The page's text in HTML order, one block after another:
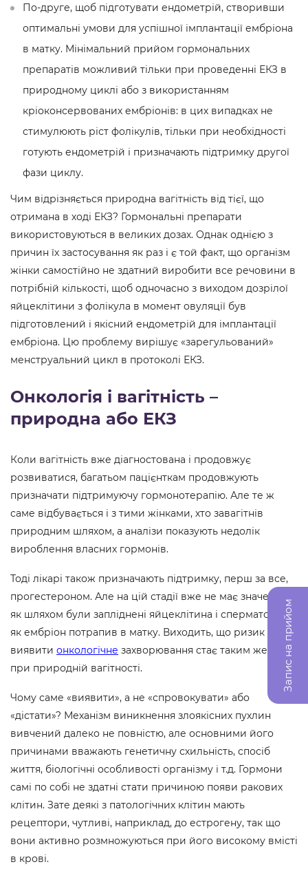
По-друге, щоб підготувати ендометрій, створивши
оптимальні умови для успішної імплантації ембріона
в матку. Мінімальний прийом гормональних
препаратів можливий тільки при проведенні ЕКЗ в
природному циклі або з використанням
кріоконсервованих ембріонів: в цих випадках не
стимулюють ріст фолікулів, тільки при необхідності
готують ендометрій і призначають підтримку другої
фази циклу.
Чим відрізняється природна вагітність від тієї, що
отримана в ході ЕКЗ? Гормональні препарати
використовуються в великих дозах. Однак однією з
причин їх застосування як раз і є той факт, що організм
жінки самостійно не здатний виробити все речовини в
потрібній кількості, щоб одночасно з виходом дозрілої
яйцеклітини з фолікула в момент овуляції був
підготовлений і якісний ендометрій для імплантації
ембріона. Цю проблему вирішує «зарегульований»
менструальний цикл в протоколі ЕКЗ.
Онкологія і вагітність –
природна або ЕКЗ
Коли вагітність вже діагностована і продовжує
розвиватися, багатьом пацієнткам продовжують
призначати підтримуючу гормонотерапію. Але те ж
саме відбувається і з тими жінками, хто завагітнів
природним шляхом, а аналізи показують недолік
вироблення власних гормонів.
Тоді лікарі також призначають підтримку, перш за все,
прогестероном. Але на цій стадії вже не має значення,
як шляхом були запліднені яйцеклітина і сперматозоїд, і
як ембріон потрапив в матку. Виходить, що ризик
виявити онкологічне захворювання стає таким же, як і
при природній вагітності.
Чому саме «виявити», а не «спровокувати» або
«дістати»? Механізм виникнення злоякісних пухлин
вивчений далеко не повністю, але основними його
причинами вважають генетичну схильність, спосіб
життя, біологічні особливості організму і т.д. Гормони
самі по собі не здатні стати причиною появи ракових
клітин. Зате деякі з патологічних клітин мають
рецептори, чутливі, наприклад, до естрогену, так що
вони активно розмножуються при його високому вмісті
в крові.
Запис на прийом